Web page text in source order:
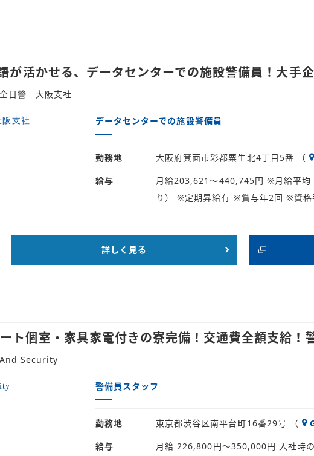
が活かせる、データセンターでの施設警備員！大手
日警 大阪支社
データセンターでの施設警備員
勤務地 大阪府箕面市彩都粟生北4丁目5番 （
給与
月給203,621～440,745円 ※月給平
り） ※定期昇給有 ※賞与年2回 ※資格
詳しく見る
ート個室・家具家電付きの寮完備！交通費全額支給！
Security
警備員スタッフ
勤務地 東京都渋谷区南平台町16番29号 （
給与
月給 226,800円～350,000円 入社時